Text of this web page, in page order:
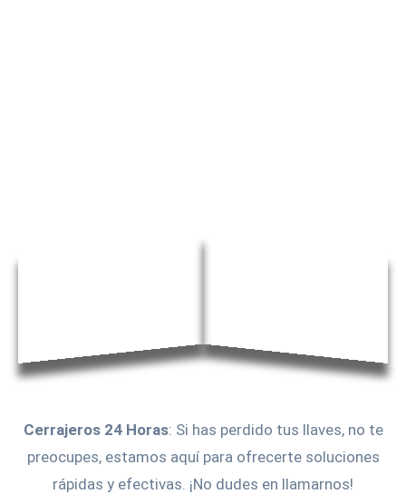
Cerrajeros 24 Horas: Si has perdido tus llaves, no te
preocupes, estamos aquí para ofrecerte soluciones
rápidas y efectivas. ¡No dudes en llamarnos!